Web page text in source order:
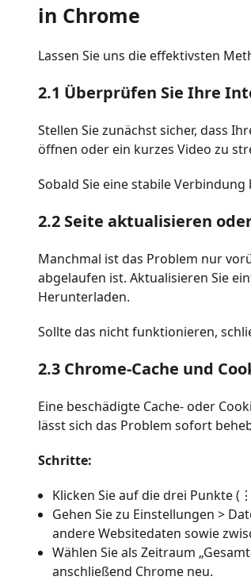
in Chrome
Lassen Sie uns die effektivsten
2.1 Überprüfen Sie Ihre
Stellen Sie zunächst sicher, dass
öffnen oder ein kurzes Video zu
Sobald Sie eine stabile
2.2 Seite aktualisieren
Manchmal ist das Problem nur
abgelaufen ist. Aktualisieren Sie
Herunterladen.
Sollte das nicht funktionieren,
2.3 Chrome-Cache und
Eine beschädigte Cache- oder
lässt sich das Problem sofort
Schritte:
Klicken Sie auf die drei Punkte
Gehen Sie zu Einstellungen >
andere Websitedaten sowie
Wählen Sie als Zeitraum
anschließend Chrome neu.